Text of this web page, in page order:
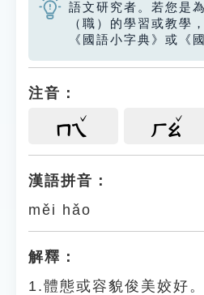
語文研究者。若您是
（職）的學習或教學
《國語小字典》或《
注音：
ㄇㄟ ㄏㄠ
漢語拼音：
měi hǎo
解釋：
1.體態或容貌俊美姣好